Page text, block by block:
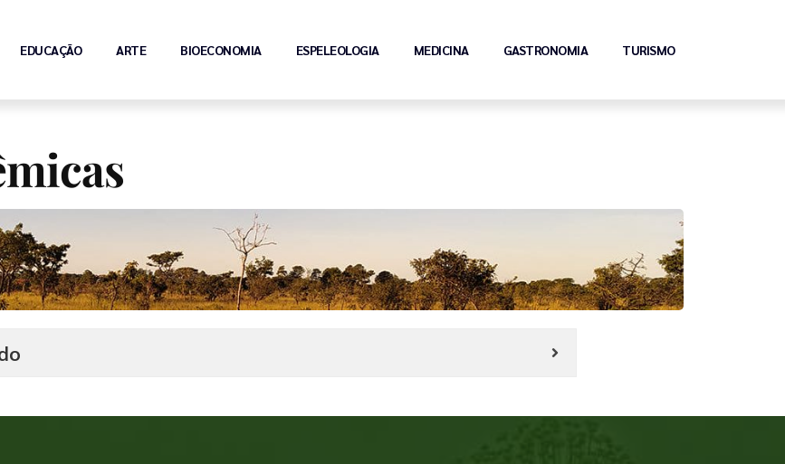
EDUCAÇÃO ARTE BIOECONOMIA ESPELEOLOGIA MEDICINA GASTRONOMIA TURISMO